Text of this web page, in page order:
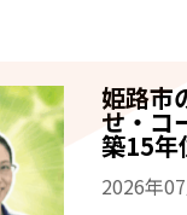
姫路市
せ・コ
築15年
2026年